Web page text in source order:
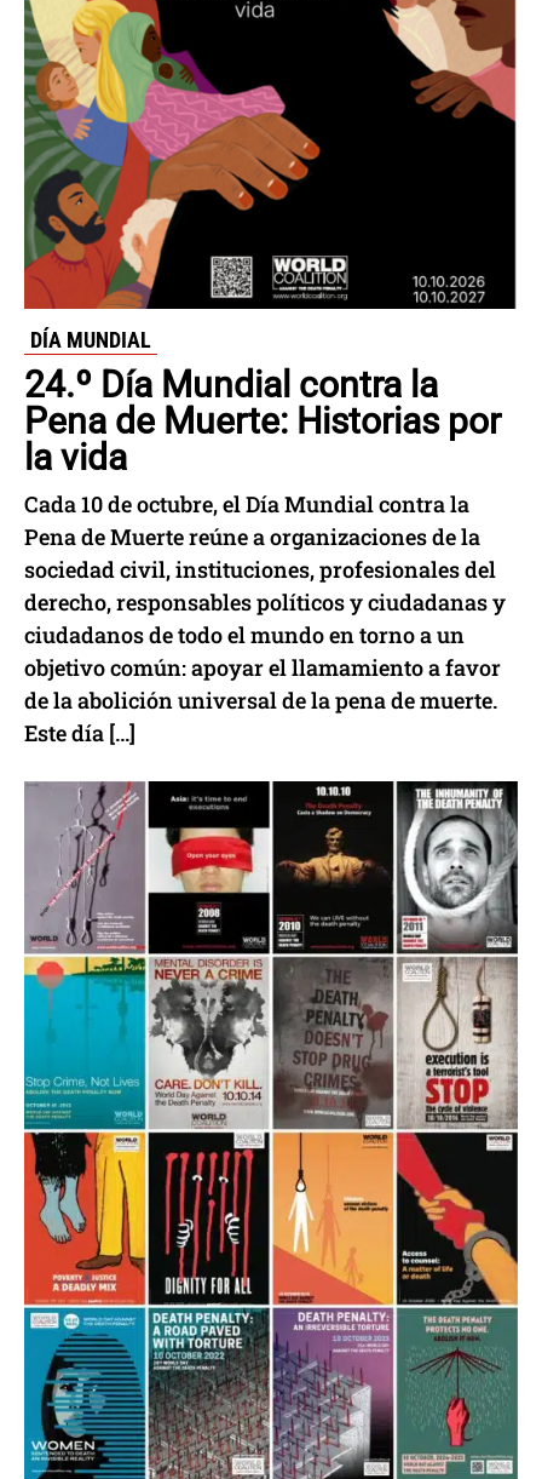
DÍA MUNDIAL
24.º Día Mundial contra la
Pena de Muerte: Historias por
la vida
Cada 10 de octubre, el Día Mundial contra la
Pena de Muerte reúne a organizaciones de la
sociedad civil, instituciones, profesionales del
derecho, responsables políticos y ciudadanas y
ciudadanos de todo el mundo en torno a un
objetivo común: apoyar el llamamiento a favor
de la abolición universal de la pena de muerte.
Este día […]